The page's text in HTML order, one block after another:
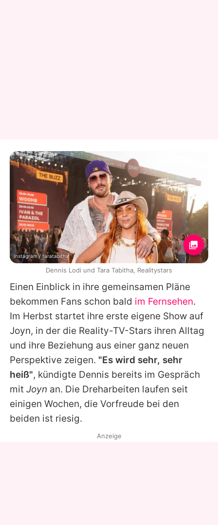
Einen Einblick in ihre gemeinsamen Pläne
bekommen Fans schon bald im Fernsehen.
Im Herbst startet ihre erste eigene Show auf
Joyn, in der die Reality-TV-Stars ihren Alltag
und ihre Beziehung aus einer ganz neuen
Perspektive zeigen. "Es wird sehr, sehr
heiß", kündigte Dennis bereits im Gespräch
mit Joyn an. Die Dreharbeiten laufen seit
einigen Wochen, die Vorfreude bei den
beiden ist riesig.
Instagram / taratabitha
Dennis Lodi und Tara Tabitha, Realitystars
Anzeige